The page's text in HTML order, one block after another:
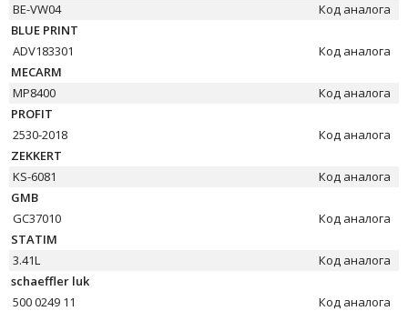
BE-VW04
Код аналога
BLUE PRINT
ADV183301
Код аналога
MECARM
MP8400
Код аналога
PROFIT
2530-2018
Код аналога
ZEKKERT
KS-6081
Код аналога
GMB
GC37010
Код аналога
STATIM
3.41L
Код аналога
schaeffler luk
500 0249 11
Код аналога